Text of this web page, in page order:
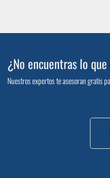
¿No encuentras lo
Nuestros expertos te asesoran gratis